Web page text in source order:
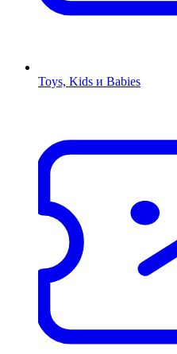
Toys, Kids и Babies